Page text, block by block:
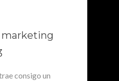
marketing
consigo un